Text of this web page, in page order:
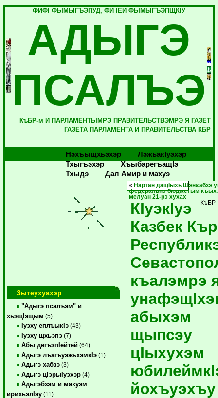
ФИФI ФЫМЫГЪЭПУД, ФИ IЕЙ ФЫМЫГЪЭПЩКIУ
АДЫГЭ
ПСАЛЪЭ
КъБР-м И ПАРЛАМЕНТЫМРЭ ПРАВИТЕЛЬСТВЭМРЭ Я ГАЗЕТ
ГАЗЕТА ПАРЛАМЕНТА И ПРАВИТЕЛЬСТВА КБР
Нэхъыщхьэхэр
Лэжьакlуэхэр
Тхыгъэхэр
Хъыбарегъащlэ
Тхыдэ
Дал Амир и махуэ
Зытеухуахэр
"Адыгэ псалъэм" и
хьэщIэщым (5)
Iуэху еплъыкIэ (43)
Iуэху щхьэпэ (7)
Абы дегъэпIейтей (64)
Адыгэ лъагъуэжьхэмкIэ (1)
Адыгэ хабзэ (3)
Адыгэ цIэрыIуэхэр (4)
Адыгэбзэм и махуэм
ирихьэлIэу (11)
« Нартан дащIыхь Щэнхабзэ
федеральнэ бюджетым
мелуан 21-рэ хухах
КIуэкIуэ
Казбек
къалэмрэ
абыхэм
щыпсэу
цIыхухэм
йохъуэхъу